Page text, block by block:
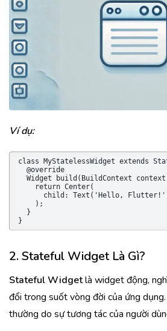
Ví dụ:
class MyStatelessWidget extends
}
2. Stateful Widget Là Gì?
Stateful Widgetlà widget động,
đổi trong suốt vòng đời của ứng
thường do sự tương tác của người